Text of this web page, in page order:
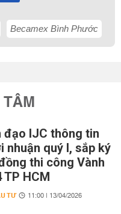
Becamex Bình Phước
đạo IJC thông tin
nhuận quý I, sắp ký
thi công Vành
TP HCM
TƯ 11:00 | 13/04/2026